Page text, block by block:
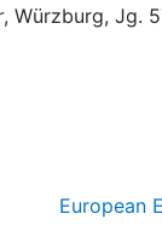
, Würzburg, Jg.
European